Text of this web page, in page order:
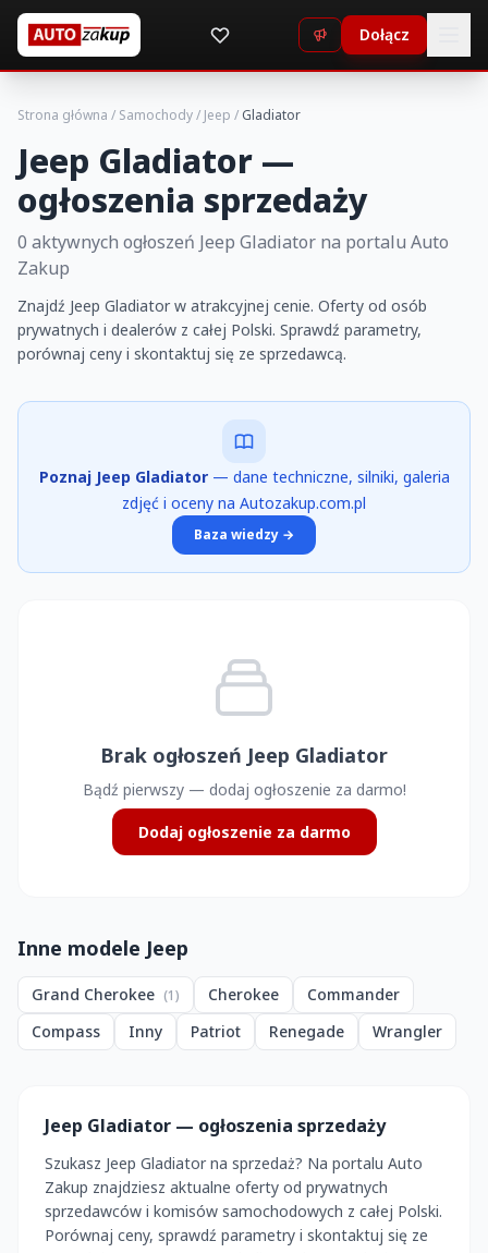
Dołącz
Strona główna / Samochody/ Jeep / Gladiator
Jeep Gladiator —
ogłoszenia sprzedaży
0 aktywnych ogłoszeń Jeep Gladiator na portalu Auto
Zakup
Znajdź Jeep Gladiator w atrakcyjnej cenie. Oferty od osób
prywatnych i dealerów z całej Polski. Sprawdź parametry,
porównaj ceny i skontaktuj się ze sprzedawcą.
Poznaj Jeep Gladiator — dane techniczne, silniki, galeria
zdjęć i oceny na Autozakup.com.pl
Baza wiedzy →
Brak ogłoszeń Jeep Gladiator
Bądź pierwszy — dodaj ogłoszenie za darmo!
Dodaj ogłoszenie za darmo
Inne modele Jeep
Grand Cherokee (1) Cherokee
Commander
Compass
Inny Patriot Renegade Wrangler
Jeep Gladiator — ogłoszenia sprzedaży
Szukasz Jeep Gladiator na sprzedaż? Na portalu Auto
Zakup znajdziesz aktualne oferty od prywatnych
sprzedawców i komisów samochodowych z całej Polski.
Porównaj ceny, sprawdź parametry i skontaktuj się ze